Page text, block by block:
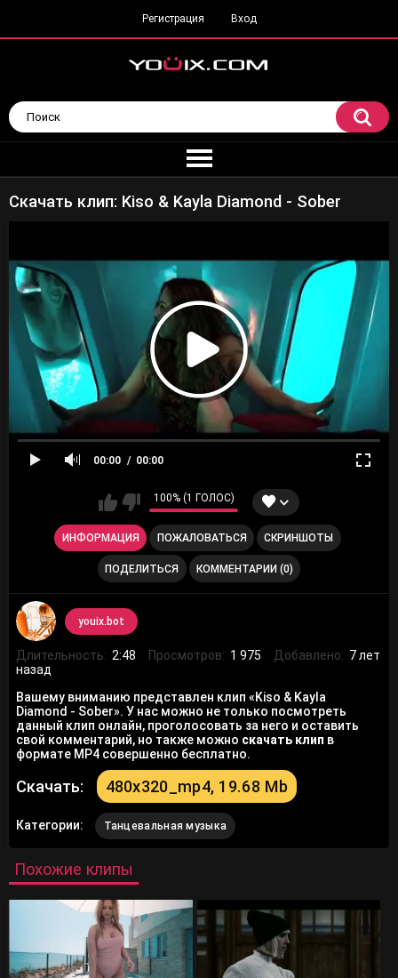
Регистрация Вход
Скачать клип: Kiso & Kayla Diamond - Sober
00:00 00:00
100% (1 ГОЛОС)
ИНФОРМАЦИЯ ПОЖАЛОВАТЬСЯ СКРИНШОТЫ
ПОДЕЛИТЬСЯ КОММЕНТАРИИ (0)
youix.bot
Длительность: 2:48 Просмотров: 1 975 Добавлено: 7 лет
назад
Вашему вниманию представлен клип «Kiso & Kayla
Diamond - Sober». У нас можно не только посмотреть
данный клип онлайн, проголосовать за него и оставить
свой комментарий, но также можно скачать клип в
формате MP4 совершенно бесплатно.
Скачать: 480x320_mp4, 19.68 Mb
Категории: Танцевальная музыка
Похожие клипы